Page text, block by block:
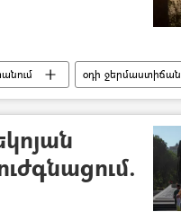
օդի ջերմաստիճան
Մարզ շոգ